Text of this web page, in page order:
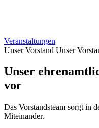
Veranstaltungen
Unser Vorstand Unser
Unser
vor
Das Vorstandsteam sorgt in
Miteinander.